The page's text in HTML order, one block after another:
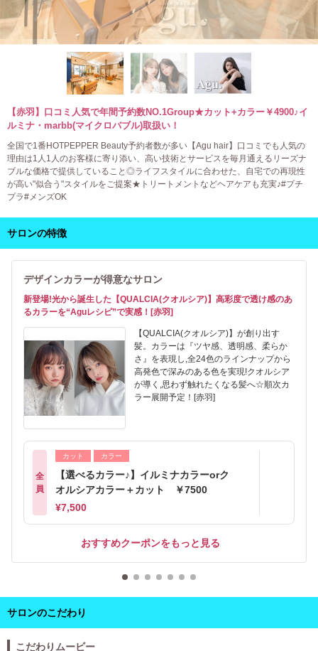
【赤羽】口コミ人気で年間予約数NO.1Group★カット+カラー￥4900♪イ
ルミナ・marbb(マイクロバブル)取扱い！
全国で1番HOTPEPPER Beauty予約者数が多い【Agu hair】口コミでも人気の
理由は1人1人のお客様に寄り添い、高い技術とサービスを毎月通えるリーズナ
ブルな価格で提供していること◎ライフスタイルに合わせた、自宅での再現性
が高い"似合う"スタイルをご提案★トリートメントなどヘアケアも充実♪#プチ
プラ#メンズOK
サロンの特徴
デザインカラーが得意なサロン
新登場!光から誕生した【QUALCIA(クオルシア)】高彩度で透け感のあ
るカラーを“Aguレシピ”で実感！[赤羽]
【QUALCIA(クオルシア)】が創り出す
髪。カラーは『ツヤ感、透明感、柔らか
さ』を表現し,全24色のラインナップから
高発色で深みのある色を実現!クオルシア
が導く,思わず触れたくなる髪へ☆順次カ
ラー展開予定！[赤羽]
全
員
カット カラー
【選べるカラー♪】イルミナカラーorク
オルシアカラー＋カット ￥7500
¥7,500
おすすめクーポンをもっと見る
サロンのこだわり
こだわりムービー